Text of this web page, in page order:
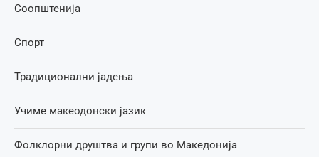
Соопштенија
Спорт
Традиционални јадења
Учиме макеодонски јазик
Фолклорни друштва и групи во Македонија